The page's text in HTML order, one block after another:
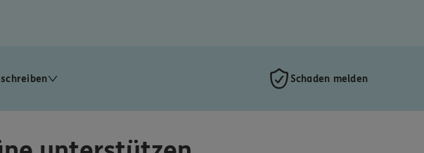
Schaden melden